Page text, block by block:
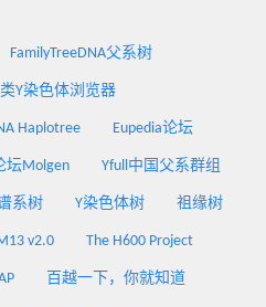
FamilyTreeDNA父系树
Y染色体浏览器
Haplotree Eupedia论坛
坛Molgen Yfull中国父系群组
系树 Y染色体树 祖缘树
v2.0 The H600 Project
百越一下，你就知道